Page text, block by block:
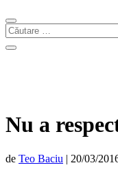
Nu a
de Teo Baciu | 20/03/